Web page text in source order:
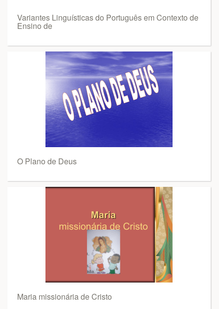
Variantes Linguísticas do Português em Contexto de
Ensino de
O Plano de Deus
Maria missionária de Cristo